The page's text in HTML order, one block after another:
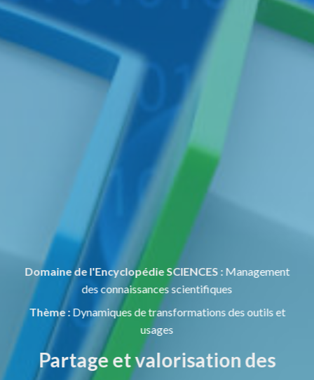
Domaine de l'Encyclopédie SCIENCES : Management
des connaissances scientifiques
Thème : Dynamiques de transformations des outils et
usages
Partage et valorisation des